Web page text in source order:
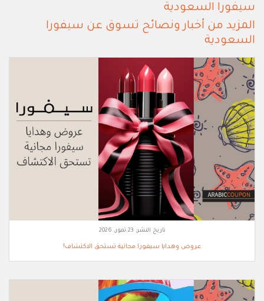
سيفورا السعودية
المزيد من أخبار ونصائح تسوق عن سيفورا
السعودية
تاريخ النشر: 23 تموز, 2026
عروض وهدايا سيفورا مجانية تستحق الاكتشاف!